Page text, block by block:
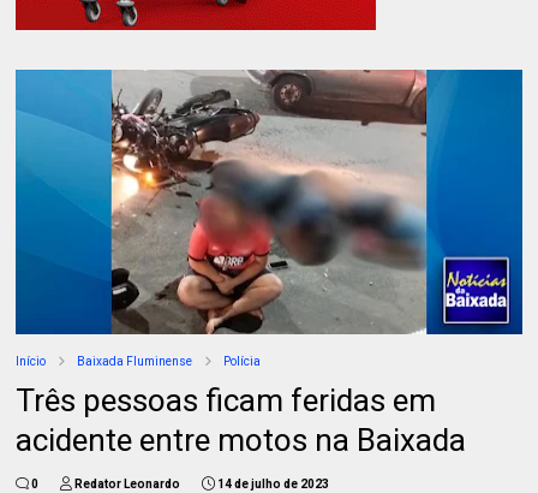
Início Baixada Fluminense Polícia
Três pessoas ficam feridas em
acidente entre motos na Baixada
0 Redator Leonardo 14 de julho de 2023